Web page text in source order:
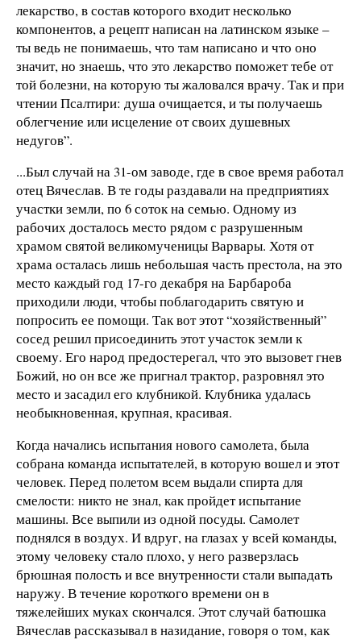
лекарство, в состав которого входит несколько
компонентов, а рецепт написан на латинском языке –
ты ведь не понимаешь, что там написано и что оно
значит, но знаешь, что это лекарство поможет тебе от
той болезни, на которую ты жаловался врачу. Так и при
чтении Псалтири: душа очищается, и ты получаешь
облегчение или исцеление от своих душевных
недугов”.
...Был случай на 31-ом заводе, где в свое время работал
отец Вячеслав. В те годы раздавали на предприятиях
участки земли, по 6 соток на семью. Одному из
рабочих досталось место рядом с разрушенным
храмом святой великомученицы Варвары. Хотя от
храма осталась лишь небольшая часть престола, на это
место каждый год 17-го декабря на Барбароба
приходили люди, чтобы поблагодарить святую и
попросить ее помощи. Так вот этот “хозяйственный”
сосед решил присоединить этот участок земли к
своему. Его народ предостерегал, что это вызовет гнев
Божий, но он все же пригнал трактор, разровнял это
место и засадил его клубникой. Клубника удалась
необыкновенная, крупная, красивая.
Когда начались испытания нового самолета, была
собрана команда испытателей, в которую вошел и этот
человек. Перед полетом всем выдали спирта для
смелости: никто не знал, как пройдет испытание
машины. Все выпили из одной посуды. Самолет
поднялся в воздух. И вдруг, на глазах у всей команды,
этому человеку стало плохо, у него разверзлась
брюшная полость и все внутренности стали выпадать
наружу. В течение короткого времени он в
тяжелейших муках скончался. Этот случай батюшка
Вячеслав рассказывал в назидание, говоря о том, как